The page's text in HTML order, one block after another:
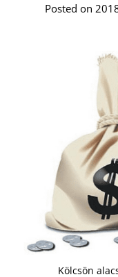
Posted on
Kölcsön